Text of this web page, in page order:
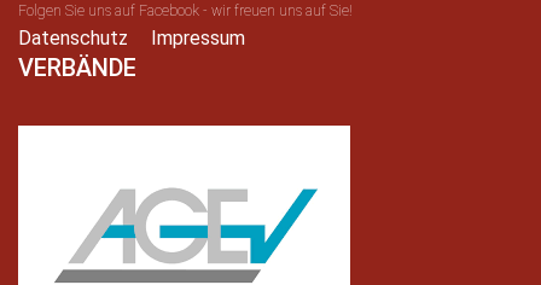
Folgen Sie uns auf Facebook - wir freuen uns auf Sie!
Datenschutz Impressum
VERBÄNDE